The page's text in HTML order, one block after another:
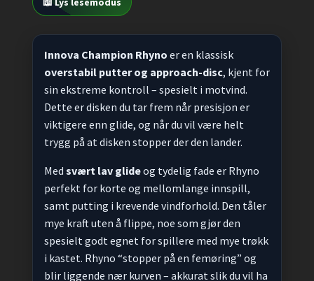
Innova Champion Rhyno er en klassisk
overstabil putter og approach-disc, kjent for
sin ekstreme kontroll – spesielt i motvind.
Dette er disken du tar frem når presisjon er
viktigere enn glide, og når du vil være helt
trygg på at disken stopper der den lander.
Med svært lav glideog tydelig fade er Rhyno
perfekt for korte og mellomlange innspill,
samt putting i krevende vindforhold. Den tåler
mye kraft uten å flippe, noe som gjør den
spesielt godt egnet for spillere med mye trøkk
i kastet. Rhyno “stopper på en femøring” og
blir liggende nær kurven – akkurat slik du vil ha